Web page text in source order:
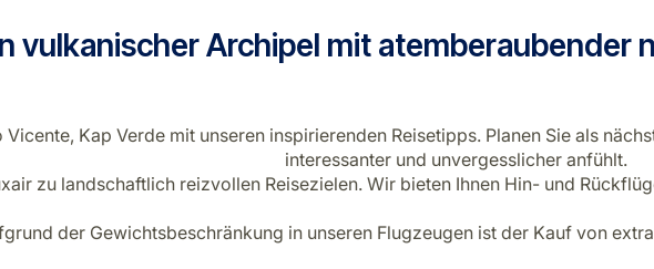
vulkanischer Archipel mit atemberaubender
Kap Verde mit unseren inspirierenden Reisetipps. Planen Sie als
interessanter und unvergesslicher anfühlt.
zu landschaftlich reizvollen Reisezielen. Wir bieten Ihnen Hin- und
der Gewichtsbeschränkung in unseren Flugzeugen ist der Kauf von